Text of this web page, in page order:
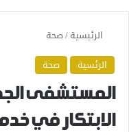
الرئيسية/صحة
الرئسية
صحة
المستشفى
الابتكار في